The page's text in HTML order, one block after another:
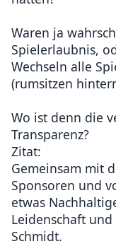
Waren ja
Spielerlaubnis,
Wechseln alle
(rumsitzen
Wo ist denn die
Transparenz?
Zitat:
Gemeinsam mit
Sponsoren und
etwas
Leidenschaft und
Schmidt.